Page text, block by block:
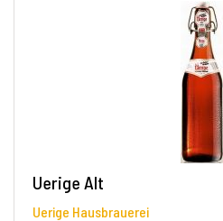
Uerige Alt
Uerige Hausbrauerei